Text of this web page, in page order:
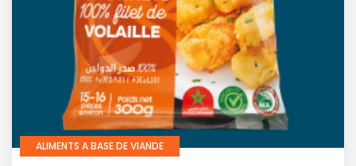
ALIMENTS A BASE DE VIANDE